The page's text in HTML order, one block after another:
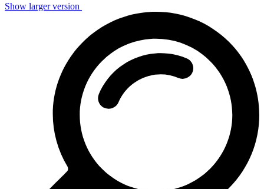
Show larger version